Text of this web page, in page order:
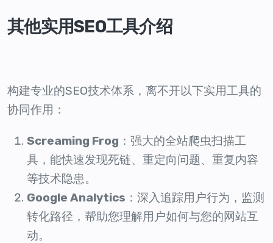
其他实用SEO工具介绍
构建专业的SEO技术体系，离不开以下实用工具的
协同作用：
Screaming Frog ：强大的全站爬虫扫描工
具，能快速发现死链、重定向问题、重复内容
等技术隐患。
Google Analytics ：深入追踪用户行为，监测
转化路径，帮助您理解用户如何与您的网站互
动。